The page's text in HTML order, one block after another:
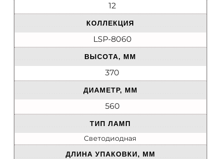
12
КОЛЛЕКЦИЯ
LSP-8060
ВЫСОТА, ММ
370
ДИАМЕТР, ММ
560
ТИП ЛАМП
Светодиодная
ДЛИНА УПАКОВКИ, ММ